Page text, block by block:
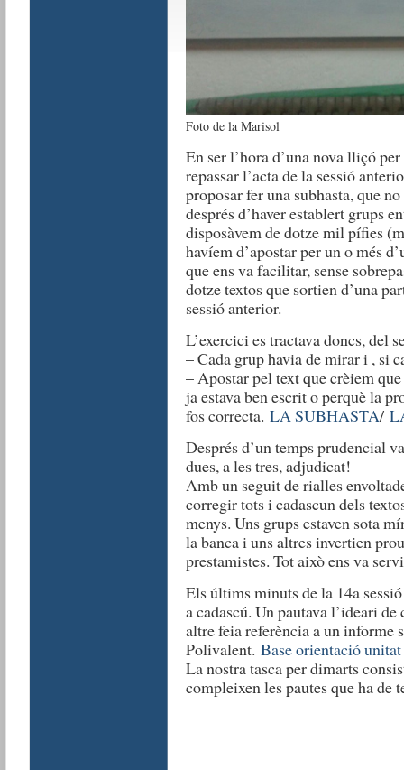
Foto de la Marisol
En ser l’hora d’una nova lliçó
repassar l’acta de la sessió
proposar fer una subhasta, que
després d’haver establert grups
disposàvem de dotze mil píﬁes
havíem d’apostar per un o més
que ens va facilitar, sense
dotze textos que sortien d’una
sessió anterior.
L’exercici es tractava doncs, del
– Cada grup havia de mirar i , si
– Apostar pel text que crèiem
ja estava ben escrit o perquè la
fos correcta. LA SUBHASTA/
Després d’un temps prudencial
dues, a les tres, adjudicat!
Amb un seguit de rialles
corregir tots i cadascun dels
menys. Uns grups estaven sota
la banca i uns altres invertien
prestamistes. Tot això ens va
Els últims minuts de la 14a
a cadascú. Un pautava l’ideari
altre feia referència a un informe
Polivalent. Base orientació
La nostra tasca per dimarts
compleixen les pautes que ha de